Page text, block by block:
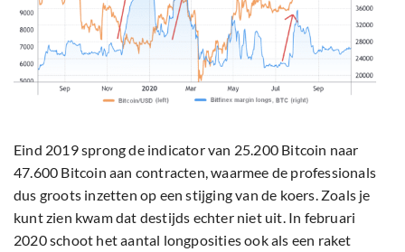
Eind 2019 sprong de indicator van 25.200 Bitcoin naar
47.600 Bitcoin aan contracten, waarmee de professionals
dus groots inzetten op een stijging van de koers. Zoals je
kunt zien kwam dat destijds echter niet uit. In februari
2020 schoot het aantal longposities ook als een raket